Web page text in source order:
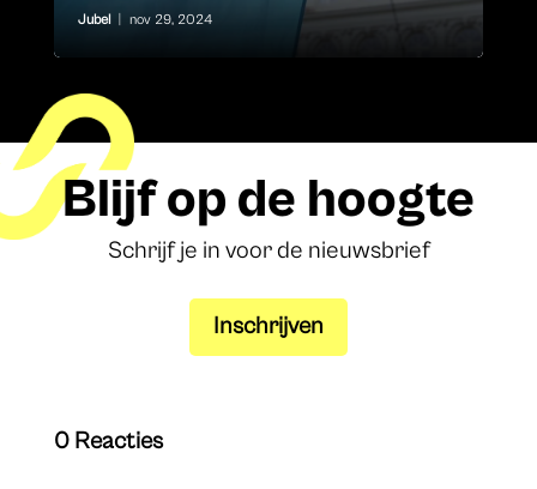
Jubel nov 29, 2024
Blijf op de hoogte
Schrijf je in voor de nieuwsbrief
Inschrijven
0 Reacties